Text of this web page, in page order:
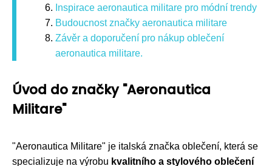
Inspirace aeronautica militare pro módní trendy
Budoucnost značky aeronautica militare
Závěr a doporučení pro nákup oblečení
aeronautica militare.
Úvod do značky "Aeronautica
Militare"
"Aeronautica Militare" je italská značka oblečení, která se
specializuje na výrobu kvalitního a stylového oblečení